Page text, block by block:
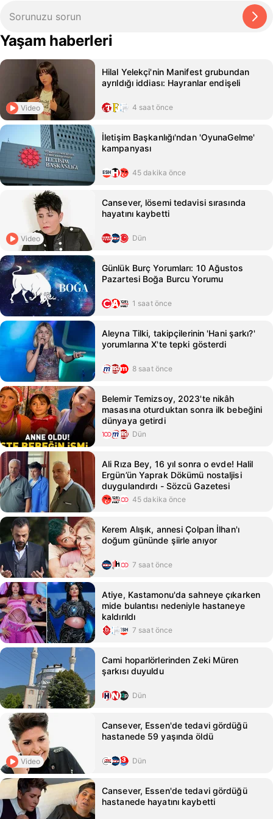
Yaşam haberleri
Video
Hilal Yelekçi'nin Manifest grubundan
ayrıldığı iddiası: Hayranlar endişeli
4 saat önce
İletişim Başkanlığı'ndan 'OyunaGelme'
kampanyası
45 dakika önce
Video
Cansever, lösemi tedavisi sırasında
hayatını kaybetti
Dün
Günlük Burç Yorumları: 10 Ağustos
Pazartesi Boğa Burcu Yorumu
1 saat önce
Aleyna Tilki, takipçilerinin 'Hani şarkı?'
yorumlarına X'te tepki gösterdi
8 saat önce
Belemir Temizsoy, 2023'te nikâh
masasına oturduktan sonra ilk bebeğini
dünyaya getirdi
Dün
Ali Rıza Bey, 16 yıl sonra o evde! Halil
Ergün’ün Yaprak Dökümü nostaljisi
duygulandırdı - Sözcü Gazetesi
45 dakika önce
Kerem Alışık, annesi Çolpan İlhan'ı
doğum gününde şiirle anıyor
7 saat önce
Atiye, Kastamonu'da sahneye çıkarken
mide bulantısı nedeniyle hastaneye
kaldırıldı
7 saat önce
Cami hoparlörlerinden Zeki Müren
şarkısı duyuldu
Dün
Video
Cansever, Essen'de tedavi gördüğü
hastanede 59 yaşında öldü
Dün
Cansever, Essen'de tedavi gördüğü
hastanede hayatını kaybetti